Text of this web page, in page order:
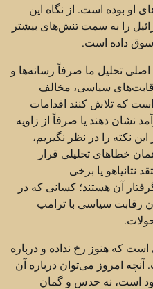
او بوده است. از نگاه این
را به سمت تنش‌های بیشتر
داده است.
اصلی تحلیل ما صرفاً رسانه‌ها و
سیاسی، مخالف
است که تلاش کنند اقدامات
نشان دهند یا صرفاً از زاویه
نکته را در نظر نگیریم،
خطاهای تحلیلی قرار
نتانیاهو یا برخی
آن هستند؛ کسانی که در
رقابت سیاسی با ترامپ
است که هنوز رخ نداده و درباره
امروز می‌توان درباره آن
است، نه حدس و گمان